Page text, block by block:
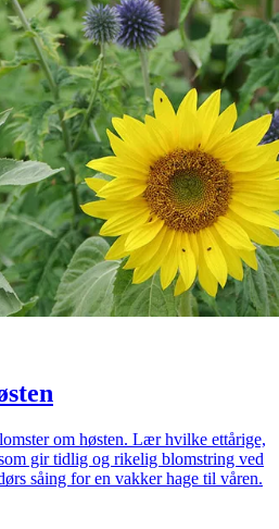
om høsten. Lær hvilke ettårige,
gir tidlig og rikelig blomstring ved
såing for en vakker hage til våren.